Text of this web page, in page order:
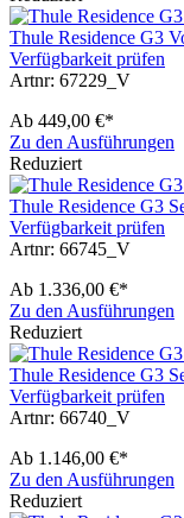
Thule Residence G3
Verfügbarkeit prüfen
Artnr: 67229_V
Ab 449,00 €*
Zu den Ausführungen
Reduziert
Thule Residence G3
Verfügbarkeit prüfen
Artnr: 66745_V
Ab 1.336,00 €*
Zu den Ausführungen
Reduziert
Thule Residence G3
Verfügbarkeit prüfen
Artnr: 66740_V
Ab 1.146,00 €*
Zu den Ausführungen
Reduziert